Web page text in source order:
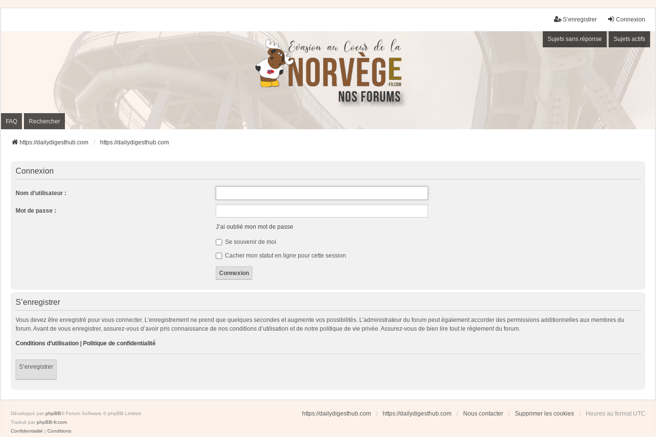
Connexion
S’enregistrer
Sujets sans réponse Sujets actifs
FAQ Rechercher
https://dailydigesthub.com https://dailydigesthub.com
Connexion
Nom d’utilisateur :
Mot de passe :
J’ai oublié mon mot de passe
Se souvenir de moi
Cacher mon statut en ligne pour cette session
S’enregistrer
Vous devez être enregistré pour vous connecter. L’enregistrement ne prend que quelques secondes et augmente vos possibilités. L’administrateur du forum peut également accorder des permissions additionnelles aux membres du
forum. Avant de vous enregistrer, assurez-vous d’avoir pris connaissance de nos conditions d’utilisation et de notre politique de vie privée. Assurez-vous de bien lire tout le règlement du forum.
Conditions d’utilisation Politique de confidentialité
S’enregistrer
https://dailydigesthub.com https://dailydigesthub.com Nous contacter Supprimer les cookies Heures au format UTC
Développé par phpBB® Forum Software © phpBB Limited
Traduit par phpBB-fr.com
Confidentialité | Conditions